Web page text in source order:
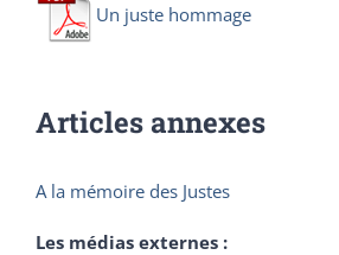
Un juste hommage
Articles annexes
A la mémoire des Justes
Les médias externes :